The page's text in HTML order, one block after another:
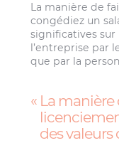
La manière de
congédiez un
significatives
l’entreprise par
que par la
La manière
des valeurs